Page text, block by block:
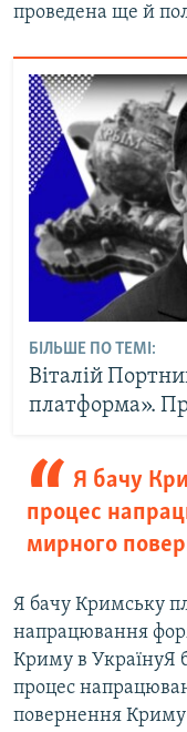
проведена ще й
БІЛЬШЕ ПО ТЕМІ:
Віталій
платформа».
Я бачу
процес
мирного
Я бачу Кримську
напрацювання
Криму в УкраїнуЯ
процес
повернення Криму